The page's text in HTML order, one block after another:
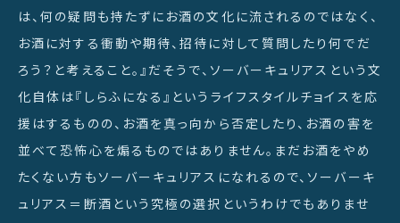
は、何の疑問も持たずにお酒の文化に流されるのではなく、
お酒に対する衝動や期待、招待に対して質問したり何でだ
ろう？と考えること。』だそうで、ソーバーキュリアスという文
化自体は『しらふになる』というライフスタイルチョイスを応
援はするものの、お酒を真っ向から否定したり、お酒の害を
並べて恐怖心を煽るものではありません。まだお酒をやめ
たくない方もソーバーキュリアスになれるので、ソーバーキ
ュリアス＝断酒という究極の選択というわけでもありませ